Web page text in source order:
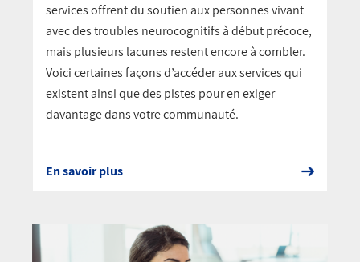
services offrent du soutien aux personnes vivant
avec des troubles neurocognitifs à début précoce,
mais plusieurs lacunes restent encore à combler.
Voici certaines façons d’accéder aux services qui
existent ainsi que des pistes pour en exiger
davantage dans votre communauté.
En savoir plus